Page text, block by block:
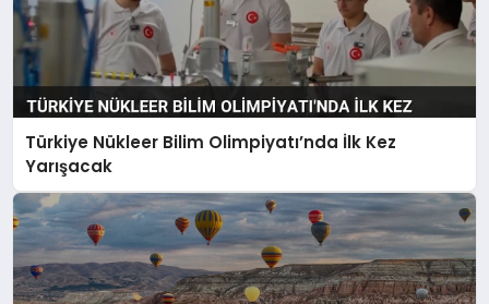
Türkiye Nükleer Bilim Olimpiyatı’nda İlk Kez
Yarışacak